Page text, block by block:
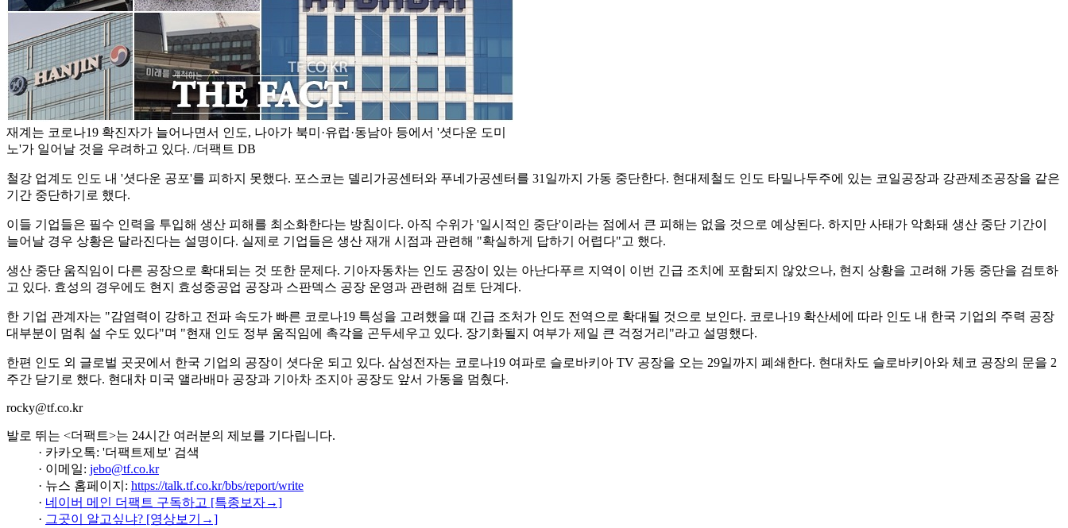
재계는 코로나19 확진자가 늘어나면서 인도, 나아가 북미·유럽·동남아 등에서 '셧다운 도미
노'가 일어날 것을 우려하고 있다. /더팩트 DB
철강 업계도 인도 내 '셧다운 공포'를 피하지 못했다. 포스코는 델리가공센터와 푸네가공센터를 31일까지 가동 중단한다. 현대제철도 인도 타밀나두주에 있는 코일공장과 강관제조공장을 같은
기간 중단하기로 했다.
이들 기업들은 필수 인력을 투입해 생산 피해를 최소화한다는 방침이다. 아직 수위가 '일시적인 중단'이라는 점에서 큰 피해는 없을 것으로 예상된다. 하지만 사태가 악화돼 생산 중단 기간이
늘어날 경우 상황은 달라진다는 설명이다. 실제로 기업들은 생산 재개 시점과 관련해 "확실하게 답하기 어렵다"고 했다.
생산 중단 움직임이 다른 공장으로 확대되는 것 또한 문제다. 기아자동차는 인도 공장이 있는 아난다푸르 지역이 이번 긴급 조치에 포함되지 않았으나, 현지 상황을 고려해 가동 중단을 검토하
고 있다. 효성의 경우에도 현지 효성중공업 공장과 스판덱스 공장 운영과 관련해 검토 단계다.
한 기업 관계자는 "감염력이 강하고 전파 속도가 빠른 코로나19 특성을 고려했을 때 긴급 조처가 인도 전역으로 확대될 것으로 보인다. 코로나19 확산세에 따라 인도 내 한국 기업의 주력 공장
대부분이 멈춰 설 수도 있다"며 "현재 인도 정부 움직임에 촉각을 곤두세우고 있다. 장기화될지 여부가 제일 큰 걱정거리"라고 설명했다.
한편 인도 외 글로벌 곳곳에서 한국 기업의 공장이 셧다운 되고 있다. 삼성전자는 코로나19 여파로 슬로바키아 TV 공장을 오는 29일까지 폐쇄한다. 현대차도 슬로바키아와 체코 공장의 문을 2
주간 닫기로 했다. 현대차 미국 앨라배마 공장과 기아차 조지아 공장도 앞서 가동을 멈췄다.
rocky@tf.co.kr
발로 뛰는 <더팩트>는 24시간 여러분의 제보를 기다립니다.
· 카카오톡: '더팩트제보' 검색
· 이메일: jebo@tf.co.kr
· 뉴스 홈페이지: https://talk.tf.co.kr/bbs/report/write
· 네이버 메인 더팩트 구독하고 [특종보자→]
· 그곳이 알고싶냐? [영상보기→]